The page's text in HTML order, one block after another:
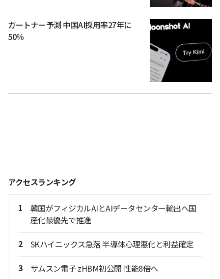
ガートナー予測 中国AI採用率27年に
50％
アクセスランキング
1
韓国がフィジカルAIとAIデータセンター輸出へ国
産化最優先で推進
2 SKハイニックス急落 半導体心理悪化と利益確定
3 サムスン電子 zHBM初公開 性能8倍へ